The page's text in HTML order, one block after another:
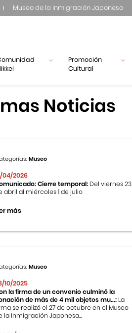
Museo de la Inmigración Japonesa
Promoción
Cultural
Noticias
Museo
04/2026
Cierre temporal: Del viernes 23
abril al miércoles 1 de julio
más
Museo
10/2025
la firma de un convenio culminó la
de más de 4 mil objetos mu...: La
se realizó el 27 de octubre en el Museo
la Inmigración Japonesa...